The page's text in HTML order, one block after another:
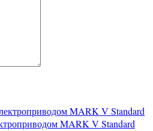
MARK V Standard